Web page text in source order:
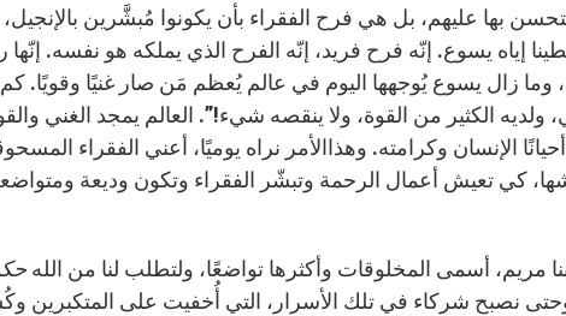
بها عليهم، بل هي فرح الفقراء بأن يكونوا مُبشَّرين بالإنجيل،
إياه يسوع. إنّه فرح فريد، إنّه الفرح الذي يملكه هو نفسه.
وما زال يسوع يُوجهها اليوم في عالم يُعظم مَن صار غنيًا وقويًا.
ولديه الكثير من القوة، ولا ينقصه شيء!”. العالم يمجد الغني
الإنسان وكرامته. وهذاالأمر نراه يوميًا، أعني الفقراء
كي تعيش أعمال الرحمة وتبشّر الفقراء وتكون وديعة
مريم، أسمى المخلوقات وأكثرها تواضعًا، ولتطلب لنا من الله
وحتى نصبح شركاء في تلك الأسرار، التي أُخفيت على المتكبرين